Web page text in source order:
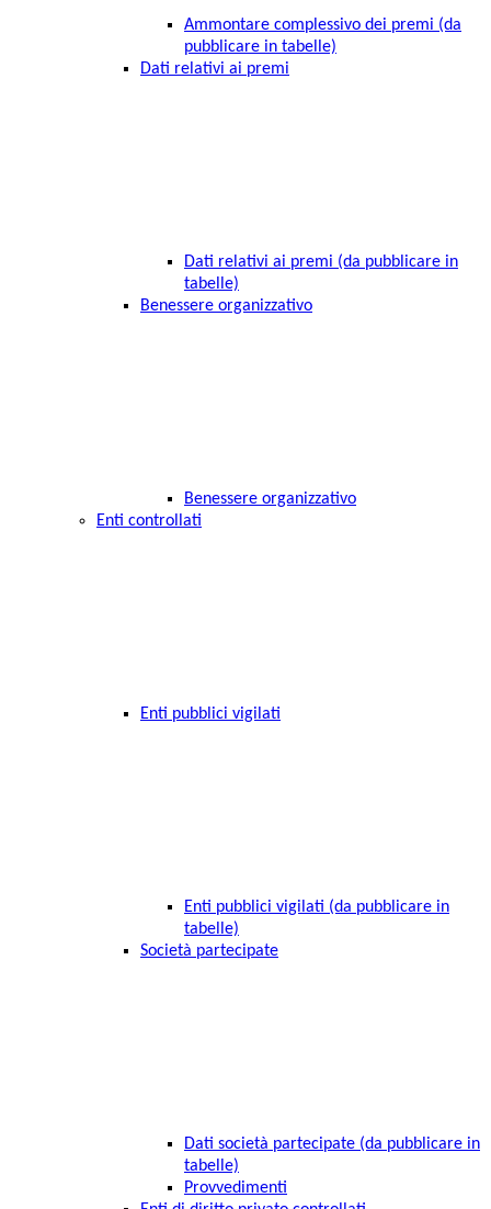
Ammontare complessivo dei premi (da
pubblicare in tabelle)
Dati relativi ai premi
Dati relativi ai premi (da pubblicare in
tabelle)
Benessere organizzativo
Benessere organizzativo
Enti controllati
Enti pubblici vigilati
Enti pubblici vigilati (da pubblicare in
tabelle)
Società partecipate
Dati società partecipate (da pubblicare in
tabelle)
Provvedimenti